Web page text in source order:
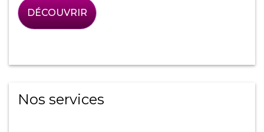
DÉCOUVRIR
Nos services